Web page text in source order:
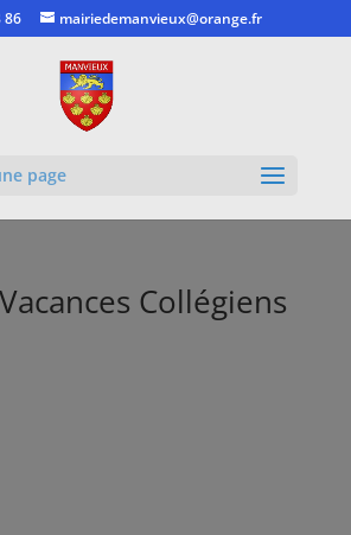
86 mairiedemanvieux@orange.fr
page
Collégiens